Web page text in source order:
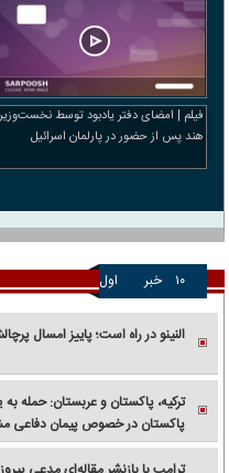
فیلم | امضای دفتر یادبود توسط
هند پس از حضور در پارلمان اسرائیل
۱۰ خبر اول
النینو در راه است؛ پاییز امسال
ترکیه، پاکستان و عربستان: حمله
پاکستان در خصوص پیمان دفاعی